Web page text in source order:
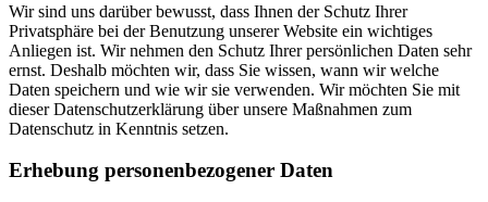
Wir sind uns darüber bewusst, dass Ihnen der Schutz Ihrer
Privatsphäre bei der Benutzung unserer Website ein wichtiges
Anliegen ist. Wir nehmen den Schutz Ihrer persönlichen Daten sehr
ernst. Deshalb möchten wir, dass Sie wissen, wann wir welche
Daten speichern und wie wir sie verwenden. Wir möchten Sie mit
dieser Datenschutzerklärung über unsere Maßnahmen zum
Datenschutz in Kenntnis setzen.
Erhebung personenbezogener Daten